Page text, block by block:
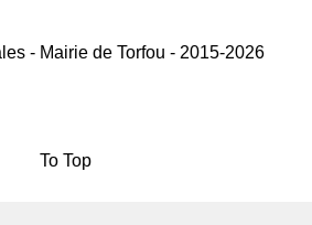
- Mairie de Torfou - 2015-2026
To Top